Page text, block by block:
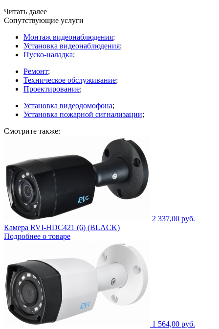
Читать далее
Сопутствующие услуги
Монтаж видеонаблюдения;
Установка видеонаблюдения;
Пуско-наладка;
Ремонт;
Техническое обслуживание;
Проектирование;
Установка видеодомофона;
Установка пожарной сигнализации;
Смотрите также:
2 337,00 руб.
Камера RVI-HDC421 (6) (BLACK)
Подробнее о товаре
1 564,00 руб.